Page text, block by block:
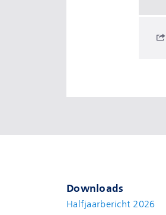
Downloads
Halfjaarbericht 2026